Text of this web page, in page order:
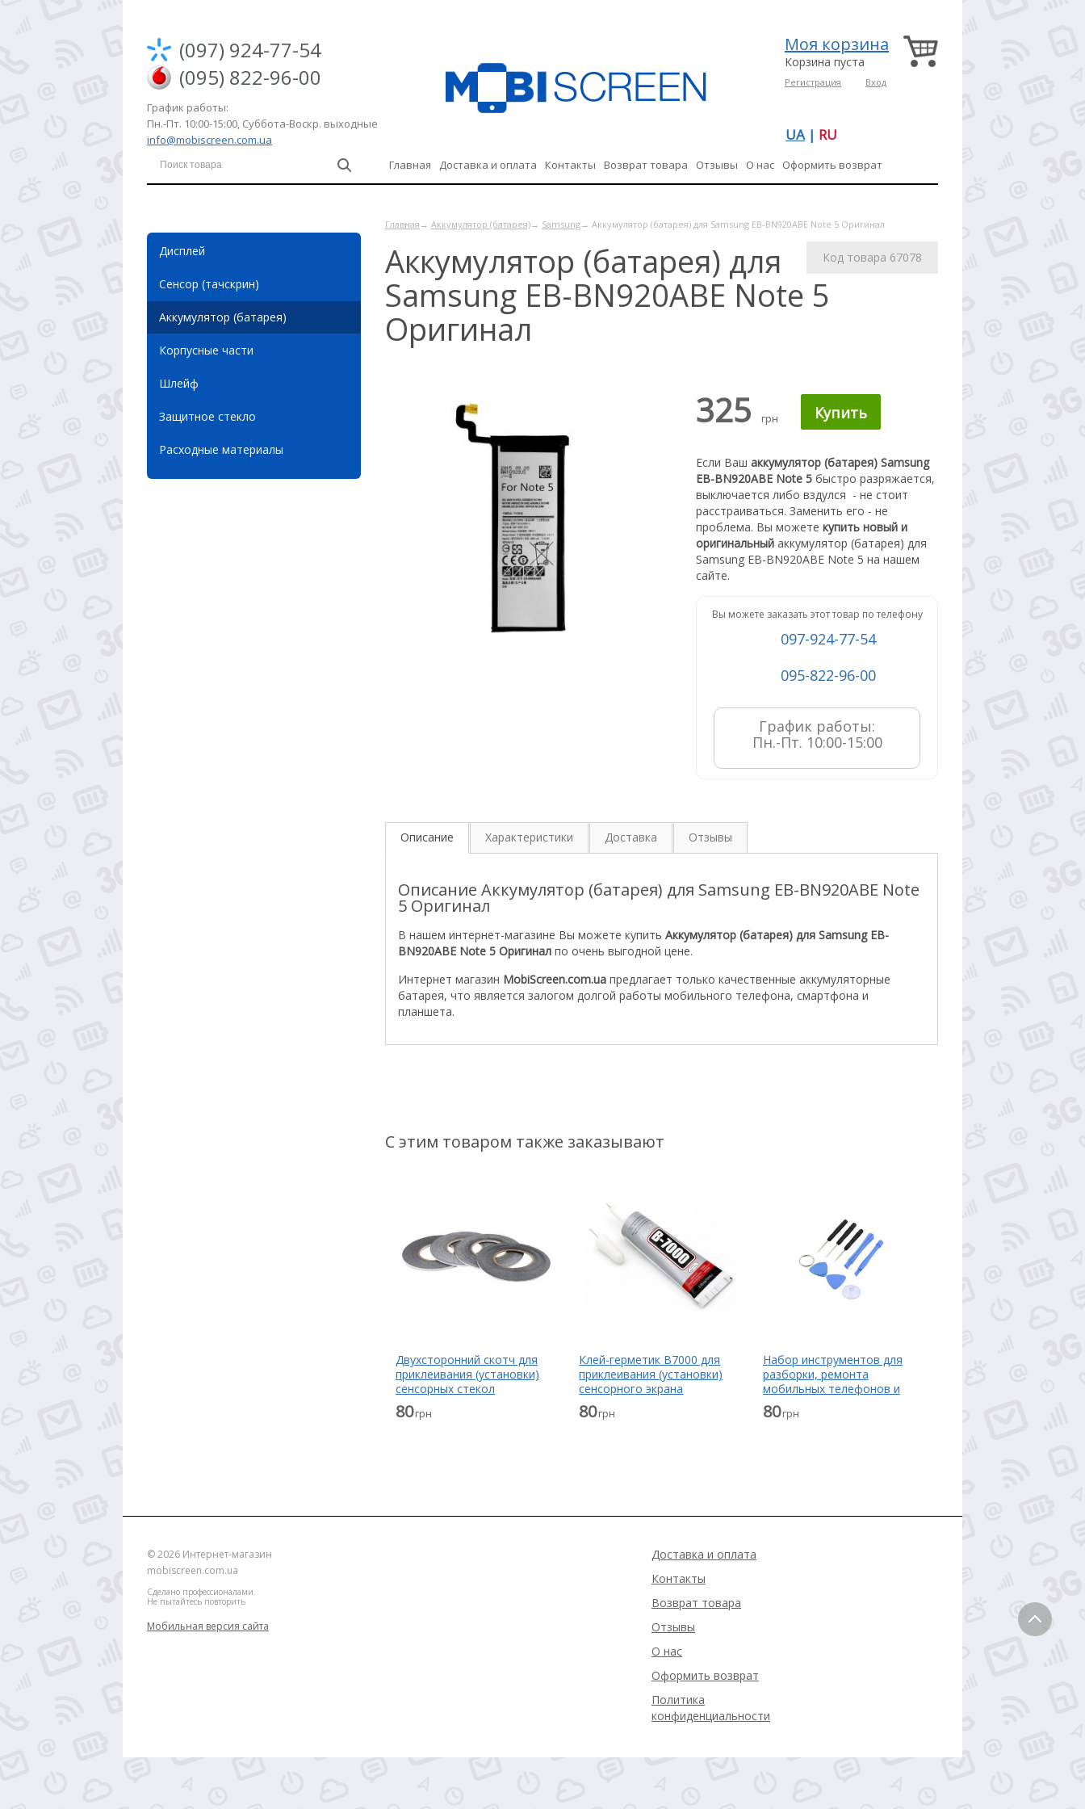
Моя корзина
Корзина пуста
Регистрация Вход
(097) 924-77-54
(095) 822-96-00
График работы:
Пн.-Пт. 10:00-15:00, Суббота-Воскр. выходные
info@mobiscreen.com.ua
UA | RU
Главная Доставка и оплата Контакты Возврат товара Отзывы О нас Оформить возврат
Главная → Аккумулятор (батарея)→ Samsung→ Аккумулятор (батарея) для Samsung EB-BN920ABE Note 5 Оригинал
Код товара 67078
Аккумулятор (батарея) для
Samsung EB-BN920ABE Note 5
Оригинал
325 грн
Если Ваш аккумулятор (батарея) Samsung
EB-BN920ABE Note 5 быстро разряжается,
выключается либо вздулся - не стоит
расстраиваться. Заменить его - не
проблема. Вы можете купить новый и
оригинальный аккумулятор (батарея) для
Samsung EB-BN920ABE Note 5 на нашем
сайте.
Вы можете заказать этот товар по телефону
097-924-77-54
095-822-96-00
График работы:
Пн.-Пт. 10:00-15:00
Описание Характеристики Доставка Отзывы
Описание Аккумулятор (батарея) для Samsung EB-BN920ABE Note
5 Оригинал
В нашем интернет-магазине Вы можете купить Аккумулятор (батарея) для Samsung EB-
BN920ABE Note 5 Оригинал по очень выгодной цене.
Интернет магазин MobiScreen.com.ua предлагает только качественные аккумуляторные
батарея, что является залогом долгой работы мобильного телефона, смартфона и
планшета.
С этим товаром также заказывают
Двухсторонний скотч для
приклеивания (установки)
сенсорных стекол
(тачскринов), дисплеев
(модулей) и корпусов к их
80грн
Клей-герметик B7000 для
приклеивания (установки)
сенсорного экрана
(тачскрина), дисплея
(модуля) прозрачный 15 мл
80грн
Набор инструментов для
разборки, ремонта
мобильных телефонов и
планшетов
80грн
Дисплей
Сенсор (тачскрин)
Аккумулятор (батарея)
Корпусные части
Шлейф
Защитное стекло
Расходные материалы
© 2026 Интернет-магазин
mobiscreen.com.ua
Сделано профессионалами.
Не пытайтесь повторить
Мобильная версия сайта
Доставка и оплата
Контакты
Возврат товара
Отзывы
О нас
Оформить возврат
Политика
конфиденциальности